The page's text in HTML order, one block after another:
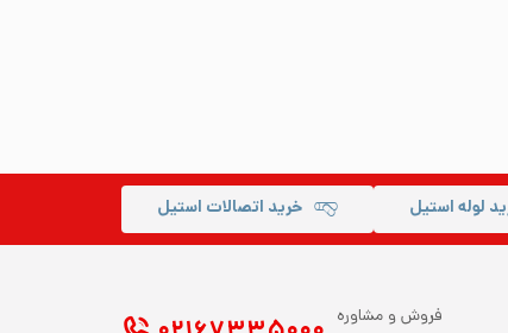
لوله استیل خرید اتصالات استیل
فروش و مشاوره